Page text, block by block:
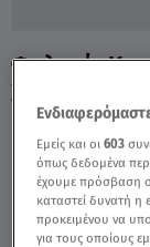
Φυλακές
Εμείς και οι603
όπως δεδομένα
έχουμε πρόσβαση
καταστεί δυνατή η
προκειμένου να
για τους οποίους